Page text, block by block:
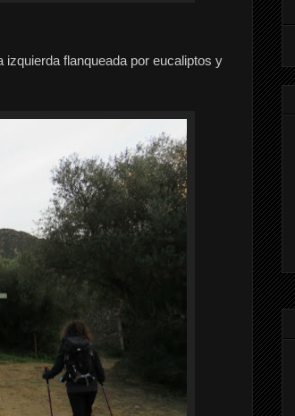
flanqueada por eucaliptos y